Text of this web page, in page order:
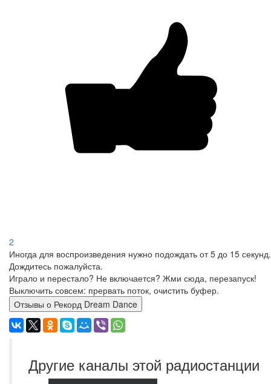
2
Иногда для воспроизведения нужно подождать от 5 до 15 секунд.
Дождитесь пожалуйста.
Играло и перестало? Не включается? Жми сюда, перезапуск!
Выключить совсем: прервать поток, очистить буфер.
Отзывы о Рекорд Dream Dance
Другие каналы этой радиостанции